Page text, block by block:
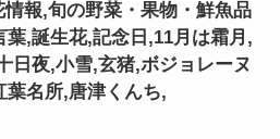
報,旬の野菜・果物・鮮魚品
,誕生花,記念日,11月は霜月,
日夜,小雪,玄猪,ボジョレーヌ
葉名所,唐津くんち,